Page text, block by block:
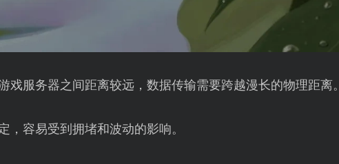
戏服务器之间距离较远，数据传输需要跨越漫长的物理距离。
，容易受到拥堵和波动的影响。